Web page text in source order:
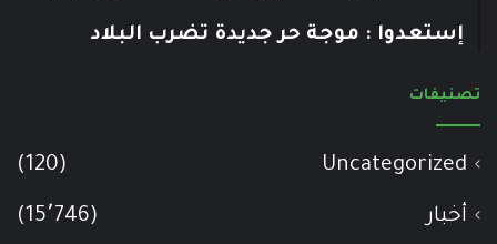
إستعدوا : موجة حر جديدة تضرب البلاد
تصنيفات
Uncategorized
(120)
أخبار (15٬746)